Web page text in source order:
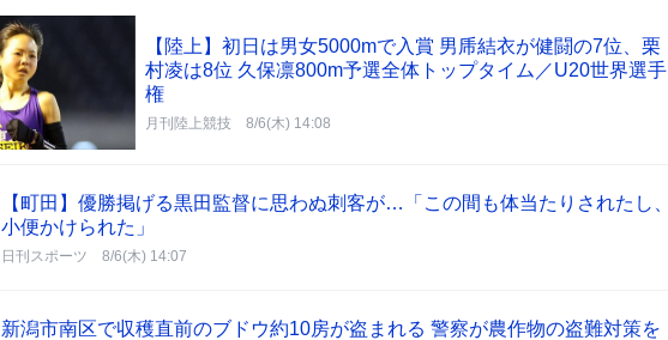
【陸上】初日は男女5000mで入賞 男乕結衣が健闘の7位、栗
村凌は8位 久保凛800m予選全体トップタイム／U20世界選手
権
月刊陸上競技 8/6(木) 14:08
【町田】優勝掲げる黒田監督に思わぬ刺客が…「この間も体当たりされたし、
小便かけられた」
日刊スポーツ 8/6(木) 14:07
新潟市南区で収穫直前のブドウ約10房が盗まれる 警察が農作物の盗難対策を